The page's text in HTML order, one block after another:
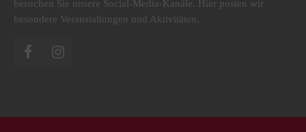
besuchen Sie unsere Social-Media-Kanäle. Hier posten wir
besondere Veranstaltungen und Aktivitäten.